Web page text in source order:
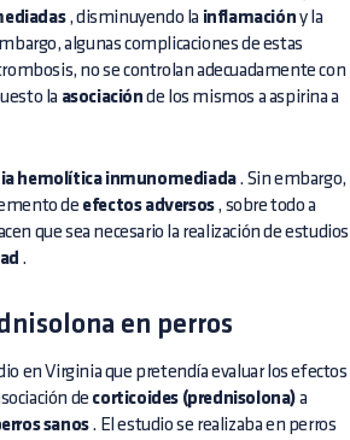
, disminuyendo la inflamación y la
algunas complicaciones de estas
no se controlan adecuadamente con
la asociación de los mismos a aspirina a
hemolítica inmunomediada. Sin embargo,
de efectos adversos, sobre todo a
que sea necesario la realización de estudios
.
en perros
en Virginia que pretendía evaluar los efectos
de corticoides (prednisolona) a
sanos. El estudio se realizaba en perros